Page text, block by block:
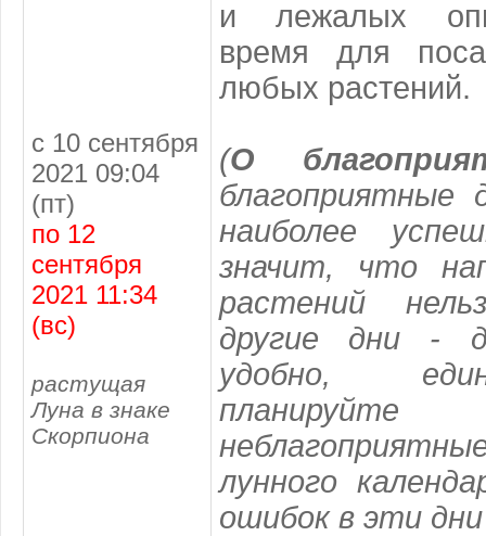
с 10 сентября
2021 09:04
(пт)
по 12
сентября
2021 11:34
(вс)
растущая
Луна в знаке
Скорпиона
и лежалых
время для
любых растений.
(О
благоприятные
наиболее
значит, что
растений
другие дни -
удобно,
лунного
ошибок в эти